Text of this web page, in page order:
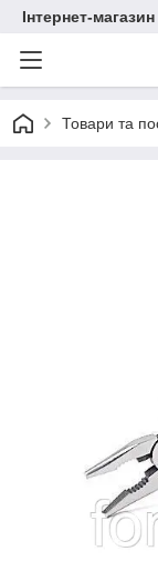
Інтернет-
Товари та